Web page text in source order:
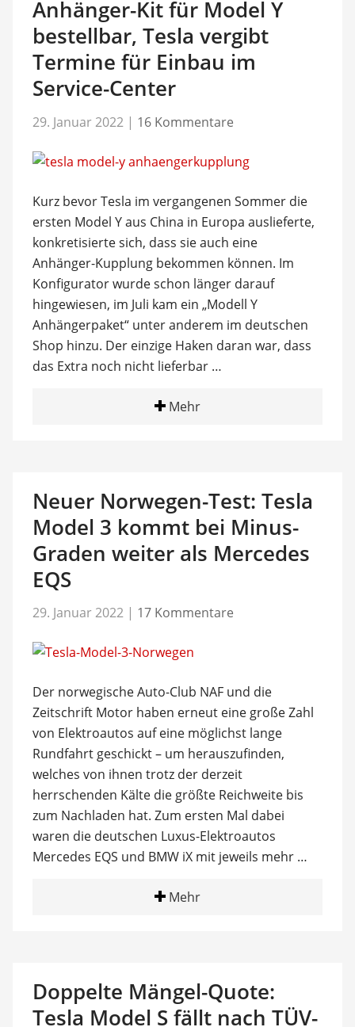
Anhänger-Kit für Model Y
bestellbar, Tesla vergibt
Termine für Einbau im
Service-Center
29. Januar 2022 | 16 Kommentare
Kurz bevor Tesla im vergangenen Sommer die
ersten Model Y aus China in Europa auslieferte,
konkretisierte sich, dass sie auch eine
Anhänger-Kupplung bekommen können. Im
Konfigurator wurde schon länger darauf
hingewiesen, im Juli kam ein „Modell Y
Anhängerpaket“ unter anderem im deutschen
Shop hinzu. Der einzige Haken daran war, dass
das Extra noch nicht lieferbar …
Mehr
Neuer Norwegen-Test: Tesla
Model 3 kommt bei Minus-
Graden weiter als Mercedes
EQS
29. Januar 2022 | 17 Kommentare
Der norwegische Auto-Club NAF und die
Zeitschrift Motor haben erneut eine große Zahl
von Elektroautos auf eine möglichst lange
Rundfahrt geschickt – um herauszufinden,
welches von ihnen trotz der derzeit
herrschenden Kälte die größte Reichweite bis
zum Nachladen hat. Zum ersten Mal dabei
waren die deutschen Luxus-Elektroautos
Mercedes EQS und BMW iX mit jeweils mehr …
Mehr
Doppelte Mängel-Quote:
Tesla Model S fällt nach TÜV-